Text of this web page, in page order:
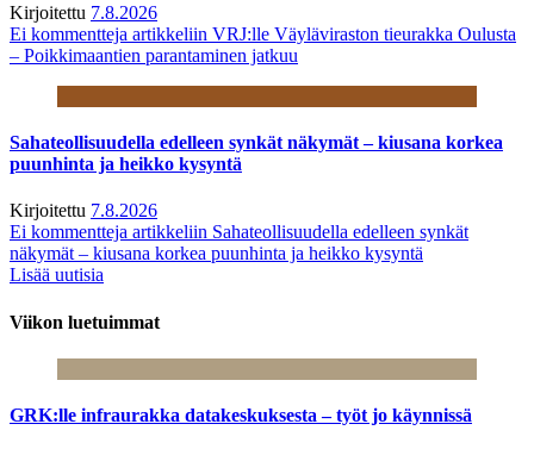
Kirjoitettu 7.8.2026
Ei kommentteja artikkeliin VRJ:lle Väyläviraston tieurakka Oulusta
– Poikkimaantien parantaminen jatkuu
Sahateollisuudella edelleen synkät näkymät – kiusana korkea
puunhinta ja heikko kysyntä
Kirjoitettu 7.8.2026
Ei kommentteja artikkeliin Sahateollisuudella edelleen synkät
näkymät – kiusana korkea puunhinta ja heikko kysyntä
Lisää uutisia
Viikon luetuimmat
GRK:lle infraurakka datakeskuksesta – työt jo käynnissä